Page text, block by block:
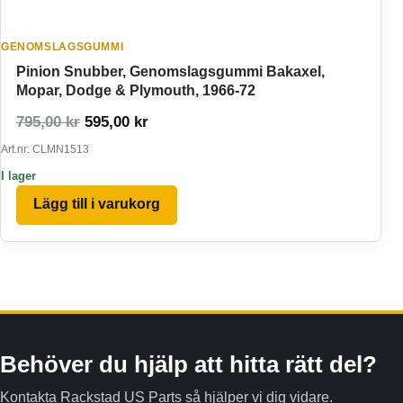
GENOMSLAGSGUMMI
Pinion Snubber, Genomslagsgummi Bakaxel,
Mopar, Dodge & Plymouth, 1966-72
795,00kr Det ursprungliga priset var: 795,00 kr.
595,00 krDet nuvarande priset är: 595,00 kr.
Art.nr: CLMN1513
I lager
Lägg till i varukorg
Behöver du hjälp att hitta rätt del?
Kontakta Rackstad US Parts så hjälper vi dig vidare.